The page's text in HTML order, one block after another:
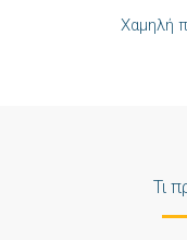
Χαμηλή
Τι